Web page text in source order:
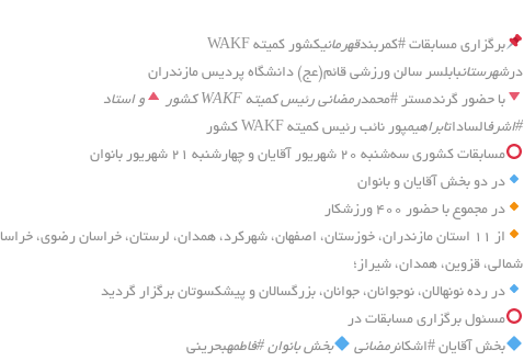
برگزاری مسابقات #کمربندقهرمانیکشور کمیته WAKF
درشهرستانبابلسر سالن ورزشی قائم(عج) دانشگاه پردیس مازندران
با حضور گرندمستر #محمدرمضانی رئيس کمیته WAKF کشور
و استاد
#اشرفالساداتابراهیمپور نائب رئیس کمیته WAKF کشور
مسابقات کشوری سه‌شنبه ۲۰ شهریور آقایان و چهارشنبه ۲۱ شهریور بانوان
در دو بخش آقایان و بانوان
در مجموع با حضور ۴۰۰ ورزشکار
از ۱۱ استان مازندران، خوزستان، اصفهان، شهرکرد، همدان، لرستان، خراسان رضوی،
شمالی، قزوین، همدان، شیراز؛
در رده نونهالان، نوجوانان، جوانان، بزرگسالان و پیشکسوتان برگزار گردید
مسئول برگزاری مسابقات در
بخش آقایان #اشکانرمضانی بخش بانوان #فاطمهبحرینی